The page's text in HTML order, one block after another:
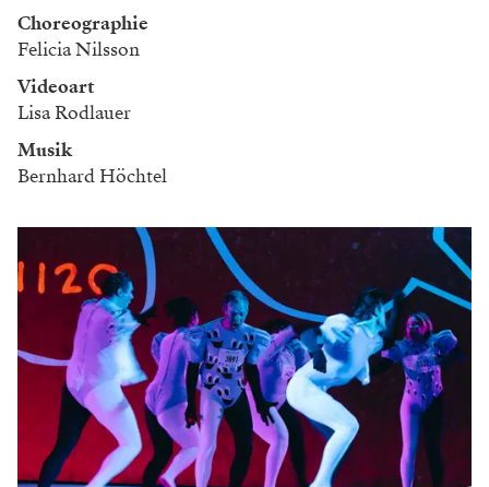
Choreographie
Felicia Nilsson
Videoart
Lisa Rodlauer
Musik
Bernhard Höchtel